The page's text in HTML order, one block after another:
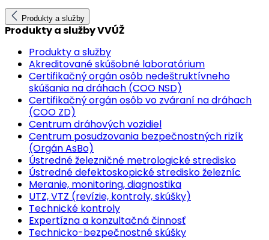
Produkty a služby
Produkty a služby VVÚŽ
Produkty a služby
Akreditované skúšobné laboratórium
Certifikačný orgán osôb nedeštruktívneho
skúšania na dráhach (COO NSD)
Certifikačný orgán osôb vo zváraní na dráhach
(COO ZD)
Centrum dráhových vozidiel
Centrum posudzovania bezpečnostných rizík
(Orgán AsBo)
Ústredné železničné metrologické stredisko
Ústredné defektoskopické stredisko železníc
Meranie, monitoring, diagnostika
UTZ, VTZ (revízie, kontroly, skúšky)
Technické kontroly
Expertízna a konzultačná činnosť
Technicko-bezpečnostné skúšky